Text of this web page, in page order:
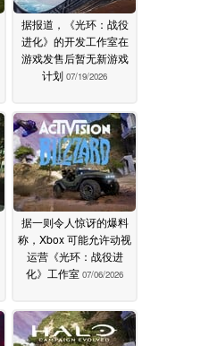
据报道，《光环：战役
进化》的开发工作室在
游戏发售后暂无新游戏
计划 07/19/2026
据一则令人惊讶的爆料
称，Xbox 可能允许动视
运营《光环：战役进
化》工作室 07/06/2026